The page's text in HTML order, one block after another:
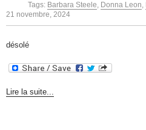
Tags: Barbara Steele, Donna Leon,
21 novembre, 2024
désolé
Lire la suite...